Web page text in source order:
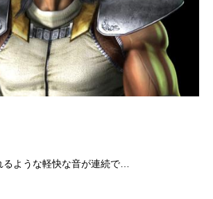
ような軽快な音が連続で…